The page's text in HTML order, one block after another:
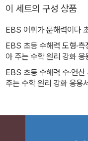
이 세트의 구성 상품
EBS 어휘가 문해력이다
EBS 초등 수해력 도형·
아 주는 수학 원리 강화 응
EBS 초등 수해력 수·연
주는 수학 원리 강화 응용서